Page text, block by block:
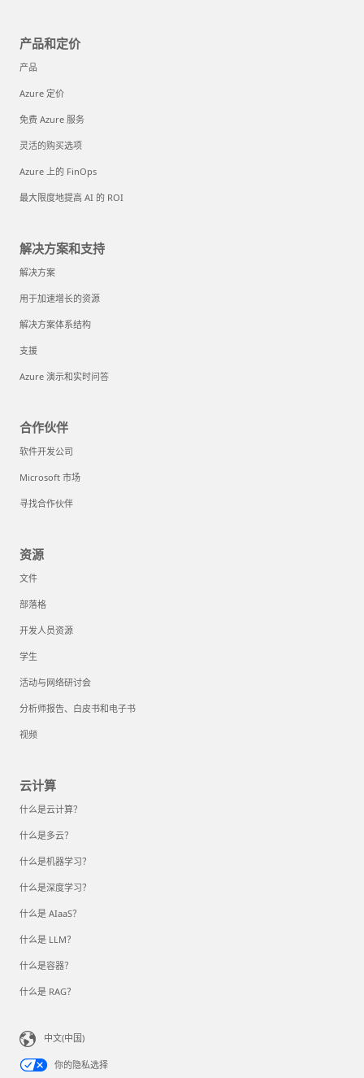
产品和定价
产品
Azure 定价
免费 Azure 服务
灵活的购买选项
Azure 上的 FinOps
最大限度地提高 AI 的 ROI
解决方案和支持
解决方案
用于加速增长的资源
解决方案体系结构
支援
Azure 演示和实时问答
合作伙伴
软件开发公司
Microsoft 市场
寻找合作伙伴
资源
文件
部落格
开发人员资源
学生
活动与网络研讨会
分析师报告、白皮书和电子书
视频
云计算
什么是云计算？
什么是多云？
什么是机器学习？
什么是深度学习？
什么是 AIaaS？
什么是 LLM？
什么是容器？
什么是 RAG？
中文(中国)
你的隐私选择